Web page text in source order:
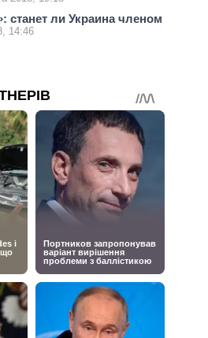
станет ли Украина членом
14:46